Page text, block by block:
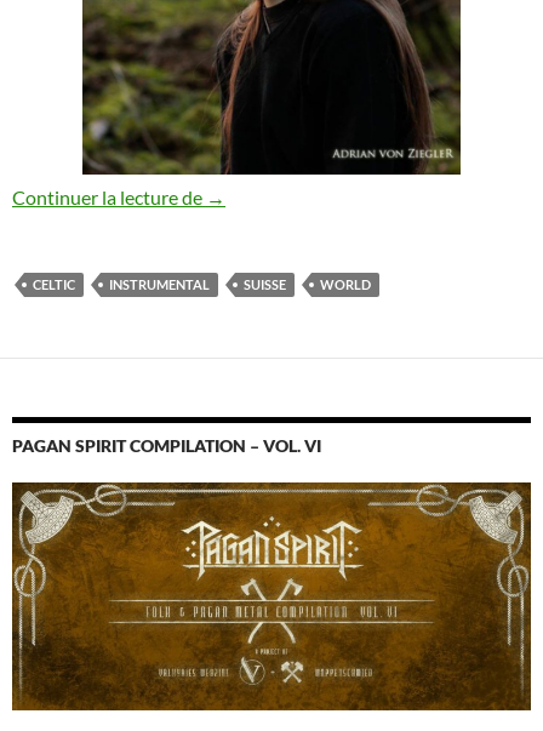
Continuer la lecture de Découverte du mois : Adrian Von Ziegler
→
CELTIC INSTRUMENTAL SUISSE WORLD
PAGAN SPIRIT COMPILATION – VOL. VI